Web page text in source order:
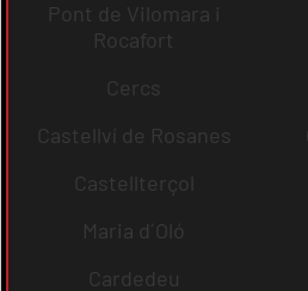
Pont de Vilomara i
Rocafort
Cercs
Castellví de Rosanes
Castellterçol
Maria d´Oló
Cardedeu